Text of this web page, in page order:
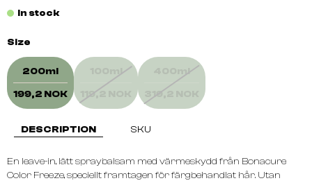
In stock
Size
200ml
199,2 NOK
100ml
119,2 NOK
400ml
319,2 NOK
DESCRIPTION SKU
En leave-in, lätt spraybalsam med värmeskydd från Bonacure
Color Freeze, speciellt framtagen för färgbehandlat hår. Utan